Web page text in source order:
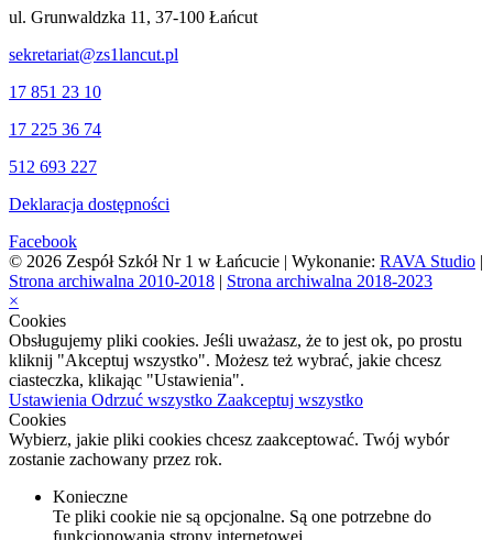
ul. Grunwaldzka 11, 37-100 Łańcut
sekretariat@zs1lancut.pl
17 851 23 10
17 225 36 74
512 693 227
Deklaracja dostępności
Facebook
© 2026 Zespół Szkół Nr 1 w Łańcucie | Wykonanie: RAVA Studio |
Strona archiwalna 2010-2018 | Strona archiwalna 2018-2023
×
Cookies
Obsługujemy pliki cookies. Jeśli uważasz, że to jest ok, po prostu
kliknij "Akceptuj wszystko". Możesz też wybrać, jakie chcesz
ciasteczka, klikając "Ustawienia".
Ustawienia Odrzuć wszystko Zaakceptuj wszystko
Cookies
Wybierz, jakie pliki cookies chcesz zaakceptować. Twój wybór
zostanie zachowany przez rok.
Konieczne
Te pliki cookie nie są opcjonalne. Są one potrzebne do
funkcjonowania strony internetowej.